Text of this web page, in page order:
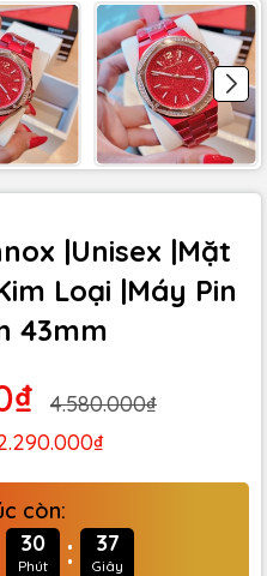
|Unisex |Mặt
Loại |Máy Pin
43mm
4.580.000₫
còn:
30
Phút : 36
Giây